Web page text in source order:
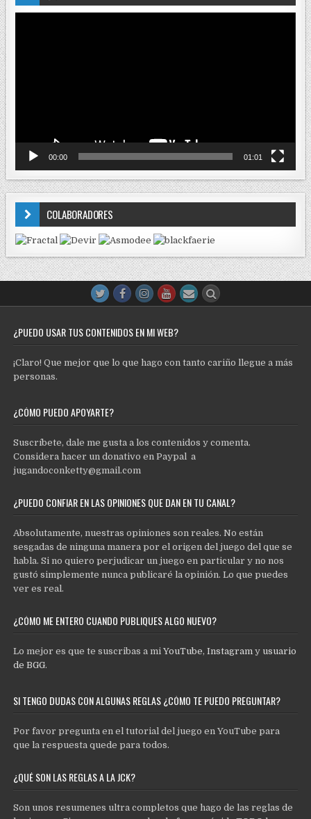
00:00 01:01
COLABORADORES
¿PUEDO USAR TUS CONTENIDOS EN MI WEB?
¡Claro! Que mejor que lo que hago con tanto cariño llegue a más
personas.
¿CÓMO PUEDO APOYARTE?
Suscríbete, dale me gusta a los contenidos y comenta.
Considera hacer un donativo en Paypal a
jugandoconketty@gmail.com
¿PUEDO CONFIAR EN LAS OPINIONES QUE DAN EN TU CANAL?
Absolutamente, nuestras opiniones son reales. No están
sesgadas de ninguna manera por el origen del juego del que se
habla. Si no quiero perjudicar un juego en particular y no nos
gustó simplemente nunca publicaré la opinión. Lo que puedes
ver es real.
¿CÓMO ME ENTERO CUANDO PUBLIQUES ALGO NUEVO?
Lo mejor es que te suscribas a miYouTube,Instagram y usuario
de BGG.
SI TENGO DUDAS CON ALGUNAS REGLAS ¿CÓMO TE PUEDO PREGUNTAR?
Por favor pregunta en el tutorial del juego en YouTube para
que la respuesta quede para todos.
¿QUÉ SON LAS REGLAS A LA JCK?
Son unos resumenes ultra completos que hago de las reglas de